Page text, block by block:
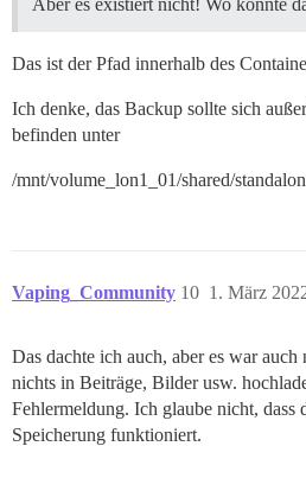
Aber es existiert nicht! Wo könnte
Das ist der Pfad innerhalb des
Ich denke, das Backup sollte sich
befinden unter
/mnt/volume_lon1_01/shared/
Vaping_Community 1. März
10
Das dachte ich auch, aber es war
nichts in Beiträge, Bilder usw.
Fehlermeldung. Ich glaube nicht, dass
Speicherung funktioniert.